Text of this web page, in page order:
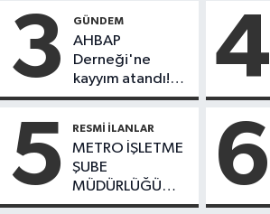
3 GÜNDEM
AHBAP
Derneği'ne
kayyım atandı!
Tüm faaliyetleri
4
5 RESMI İLANLAR
METRO İŞLETME
ŞUBE
MÜDÜRLÜĞÜ
CRRC ZELC
6